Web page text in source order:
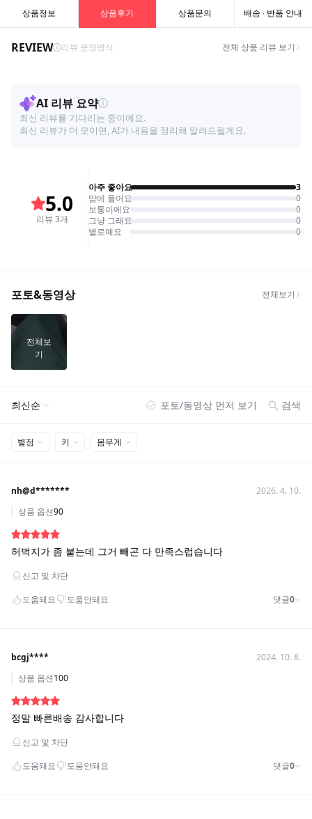
상품정보 상품후기 상품문의 배송 · 반품 안내